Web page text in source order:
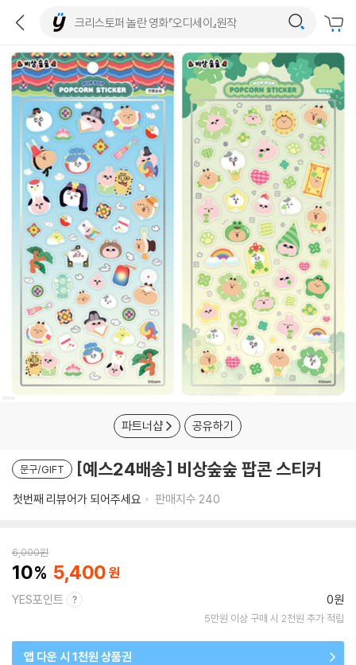
파트너샵 공유하기
문구/GIFT [예스24배송] 비상숲숲 팝콘 스티커
첫번째 리뷰어가 되어주세요 판매지수 240
6,000원
10 5,400
YES포인트 0원
5만원 이상 구매 시 2천원 추가 적립
앱 다운 시 1천원 상품권